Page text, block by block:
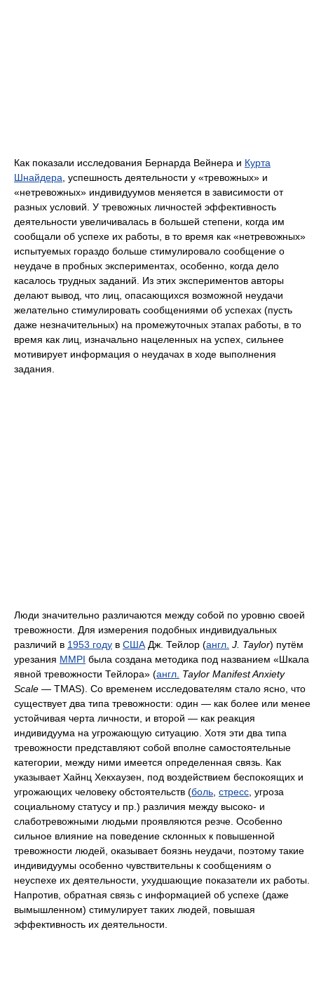
Как показали исследования Бернарда Вейнера и Курта
Шнайдера, успешность деятельности у «тревожных» и
«нетревожных» индивидуумов меняется в зависимости от
разных условий. У тревожных личностей эффективность
деятельности увеличивалась в большей степени, когда им
сообщали об успехе их работы, в то время как «нетревожных»
испытуемых гораздо больше стимулировало сообщение о
неудаче в пробных экспериментах, особенно, когда дело
касалось трудных заданий. Из этих экспериментов авторы
делают вывод, что лиц, опасающихся возможной неудачи
желательно стимулировать сообщениями об успехах (пусть
даже незначительных) на промежуточных этапах работы, в то
время как лиц, изначально нацеленных на успех, сильнее
мотивирует информация о неудачах в ходе выполнения
задания.
Люди значительно различаются между собой по уровню своей
тревожности. Для измерения подобных индивидуальных
различий в 1953 году в СШАДж. Тейлор (англ. J. Taylor) путём
урезания MMPI была создана методика под названием «Шкала
явной тревожности Тейлора» (англ. Taylor Manifest Anxiety
Scale — TMAS). Со временем исследователям стало ясно, что
существует два типа тревожности: один — как более или менее
устойчивая черта личности, и второй — как реакция
индивидуума на угрожающую ситуацию. Хотя эти два типа
тревожности представляют собой вполне самостоятельные
категории, между ними имеется определенная связь. Как
указывает Хайнц Хекхаузен, под воздействием беспокоящих и
угрожающих человеку обстоятельств (боль, стресс, угроза
социальному статусу и пр.) различия между высоко- и
слаботревожными людьми проявляются резче. Особенно
сильное влияние на поведение склонных к повышенной
тревожности людей, оказывает боязнь неудачи, поэтому такие
индивидуумы особенно чувствительны к сообщениям о
неуспехе их деятельности, ухудшающие показатели их работы.
Напротив, обратная связь с информацией об успехе (даже
вымышленном) стимулирует таких людей, повышая
эффективность их деятельности.